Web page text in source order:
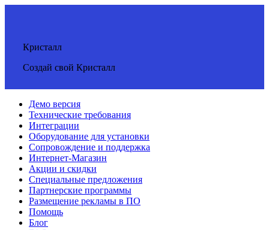
Кристалл
Создай свой Кристалл
Демо версия
Технические требования
Интеграции
Оборудование для установки
Сопровождение и поддержка
Интернет-Магазин
Акции и скидки
Специальные предложения
Партнерские программы
Размещение рекламы в ПО
Помощь
Блог